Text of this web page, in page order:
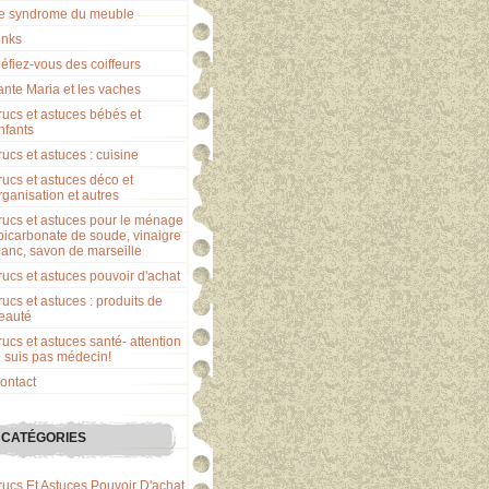
syndrome du meuble
vous des coiffeurs
Maria et les vaches
et astuces bébés et
et astuces : cuisine
et astuces déco et
et autres
et astuces pour le ménage
de soude, vinaigre
savon de marseille
et astuces pouvoir d'achat
et astuces : produits de
et astuces santé- attention
suis pas médecin!
CATÉGORIES
Et Astuces Pouvoir D'achat